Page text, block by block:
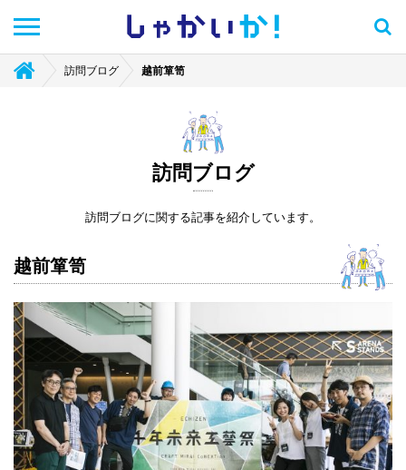
しゃかい か！
訪問ブログ 越前箪笥
訪問ブログ
訪問ブログに関する記事を紹介しています。
越前箪笥